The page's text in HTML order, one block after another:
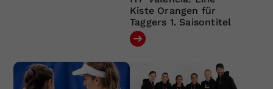
Kiste Orangen für
Taggers 1. Saisontitel